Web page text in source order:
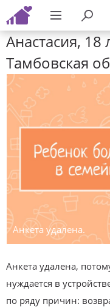
Анастасия, 18
Тамбовская
Анкета удалена.
Анкета удалена,
нуждается в
по ряду причин: